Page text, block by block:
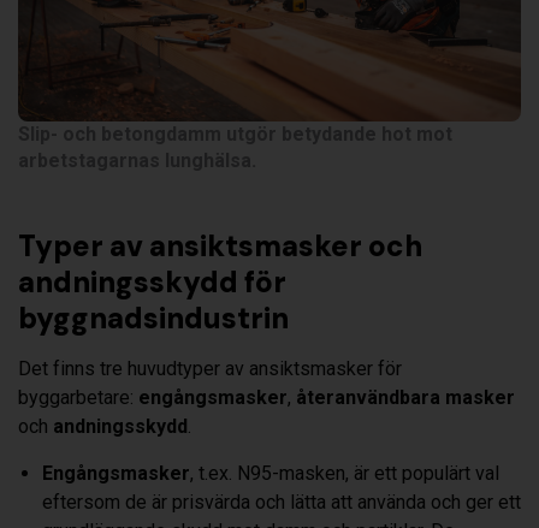
Typer av ansiktsmasker och
andningsskydd för
byggnadsindustrin
Det finns tre huvudtyper av ansiktsmasker för
byggarbetare: engångsmasker, återanvändbara masker
och andningsskydd
Engångsmasker, t.ex. N95-masken, är ett populärt val
eftersom de är prisvärda och lätta att använda och ger ett